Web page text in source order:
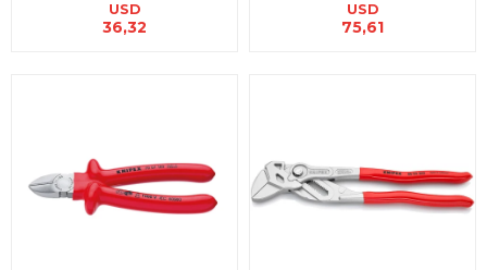
USD
36,32
USD
75,61